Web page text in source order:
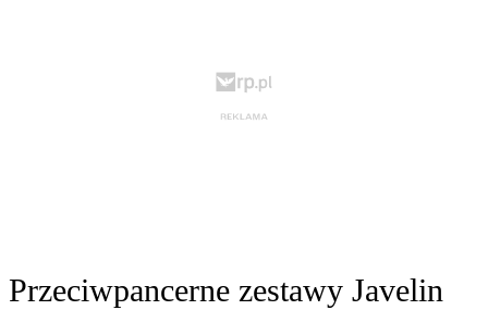
Przeciwpancerne zestawy Javelin